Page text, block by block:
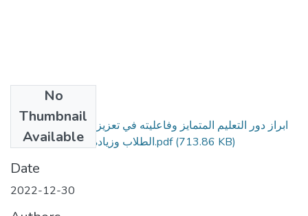
No
Thumbnail
Available
ابراز دور التعليم المتمايز وفاعليته في تعزيز الفروق الفردية بين
الطلاب وزيادة تحصيلهم الدراسي.pdf(713.86 KB)
Date
2022-12-30